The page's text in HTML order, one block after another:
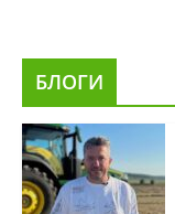
БЛОГИ